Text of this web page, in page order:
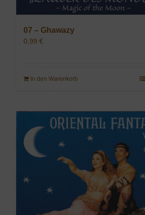
07 – Ghawazy
0,99 €
In den Warenkorb